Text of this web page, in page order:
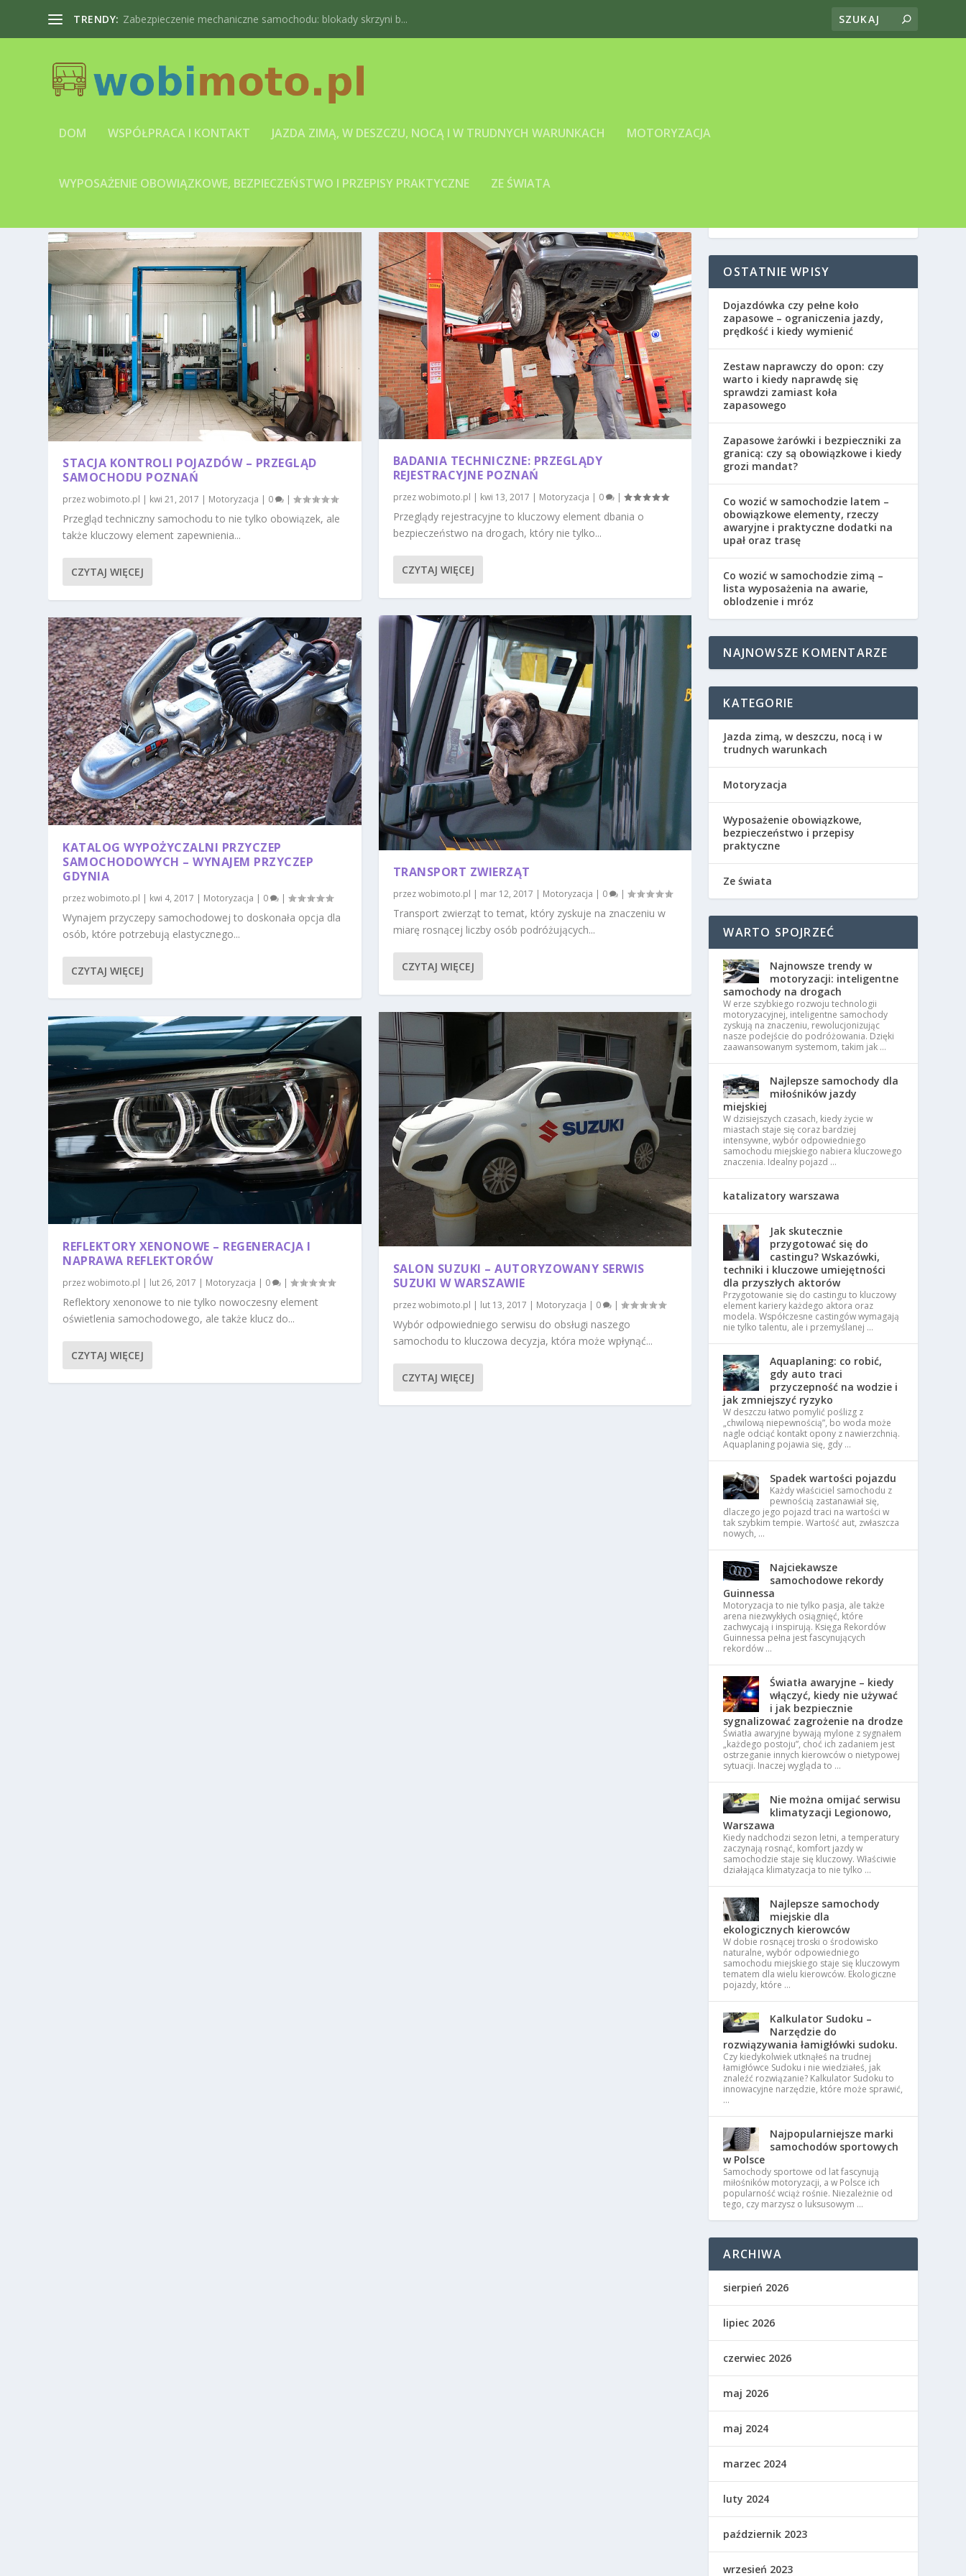
TRENDY: Zabezpieczenie mechaniczne samochodu: blokady skrzyni b...
DOM WSPÓŁPRACA I KONTAKT JAZDA ZIMĄ, W DESZCZU, NOCĄ I W TRUDNYCH WARUNKACH MOTORYZACJA
WYPOSAŻENIE OBOWIĄZKOWE, BEZPIECZEŃSTWO I PRZEPISY PRAKTYCZNE ZE ŚWIATA
STACJA KONTROLI POJAZDÓW – PRZEGLĄD
SAMOCHODU POZNAŃ
przezwobimoto.pl | kwi 21, 2017 | Motoryzacja | 0 |
Przegląd techniczny samochodu to nie tylko obowiązek, ale
także kluczowy element zapewnienia...
CZYTAJ WIĘCEJ
KATALOG WYPOŻYCZALNI PRZYCZEP
SAMOCHODOWYCH – WYNAJEM PRZYCZEP
GDYNIA
przezwobimoto.pl | kwi 4, 2017 | Motoryzacja | 0 |
Wynajem przyczepy samochodowej to doskonała opcja dla
osób, które potrzebują elastycznego...
CZYTAJ WIĘCEJ
REFLEKTORY XENONOWE – REGENERACJA I
NAPRAWA REFLEKTORÓW
przezwobimoto.pl | lut 26, 2017 | Motoryzacja | 0 |
Reflektory xenonowe to nie tylko nowoczesny element
oświetlenia samochodowego, ale także klucz do...
CZYTAJ WIĘCEJ
BADANIA TECHNICZNE: PRZEGLĄDY
REJESTRACYJNE POZNAŃ
przezwobimoto.pl | kwi 13, 2017 | Motoryzacja | 0 |
Przeglądy rejestracyjne to kluczowy element dbania o
bezpieczeństwo na drogach, który nie tylko...
CZYTAJ WIĘCEJ
TRANSPORT ZWIERZĄT
przezwobimoto.pl | mar 12, 2017 | Motoryzacja | 0 |
Transport zwierząt to temat, który zyskuje na znaczeniu w
miarę rosnącej liczby osób podróżujących...
CZYTAJ WIĘCEJ
SALON SUZUKI – AUTORYZOWANY SERWIS
SUZUKI W WARSZAWIE
przezwobimoto.pl | lut 13, 2017 | Motoryzacja | 0 |
Wybór odpowiedniego serwisu do obsługi naszego
samochodu to kluczowa decyzja, która może wpłynąć...
CZYTAJ WIĘCEJ
OSTATNIE WPISY
Dojazdówka czy pełne koło
zapasowe – ograniczenia jazdy,
prędkość i kiedy wymienić
Zestaw naprawczy do opon: czy
warto i kiedy naprawdę się
sprawdzi zamiast koła
zapasowego
Zapasowe żarówki i bezpieczniki za
granicą: czy są obowiązkowe i kiedy
grozi mandat?
Co wozić w samochodzie latem –
obowiązkowe elementy, rzeczy
awaryjne i praktyczne dodatki na
upał oraz trasę
Co wozić w samochodzie zimą –
lista wyposażenia na awarie,
oblodzenie i mróz
NAJNOWSZE KOMENTARZE
KATEGORIE
Jazda zimą, w deszczu, nocą i w
trudnych warunkach
Motoryzacja
Wyposażenie obowiązkowe,
bezpieczeństwo i przepisy
praktyczne
Ze świata
WARTO SPOJRZEĆ
Najnowsze trendy w
motoryzacji: inteligentne
samochody na drogach
W erze szybkiego rozwoju technologii
motoryzacyjnej, inteligentne samochody
zyskują na znaczeniu, rewolucjonizując
nasze podejście do podróżowania. Dzięki
zaawansowanym systemom, takim jak …
Najlepsze samochody dla
miłośników jazdy
miejskiej
W dzisiejszych czasach, kiedy życie w
miastach staje się coraz bardziej
intensywne, wybór odpowiedniego
samochodu miejskiego nabiera kluczowego
znaczenia. Idealny pojazd …
katalizatory warszawa
Jak skutecznie
przygotować się do
castingu? Wskazówki,
techniki i kluczowe umiejętności
dla przyszłych aktorów
Przygotowanie się do castingu to kluczowy
element kariery każdego aktora oraz
modela. Współczesne castingów wymagają
nie tylko talentu, ale i przemyślanej …
Aquaplaning: co robić,
gdy auto traci
przyczepność na wodzie i
jak zmniejszyć ryzyko
W deszczu łatwo pomylić poślizg z
„chwilową niepewnością”, bo woda może
nagle odciąć kontakt opony z nawierzchnią.
Aquaplaning pojawia się, gdy …
Spadek wartości pojazdu
Każdy właściciel samochodu z
pewnością zastanawiał się,
dlaczego jego pojazd traci na wartości w
tak szybkim tempie. Wartość aut, zwłaszcza
nowych, …
Najciekawsze
samochodowe rekordy
Guinnessa
Motoryzacja to nie tylko pasja, ale także
arena niezwykłych osiągnięć, które
zachwycają i inspirują. Księga Rekordów
Guinnessa pełna jest fascynujących
rekordów …
Światła awaryjne – kiedy
włączyć, kiedy nie używać
i jak bezpiecznie
sygnalizować zagrożenie na drodze
Światła awaryjne bywają mylone z sygnałem
„każdego postoju”, choć ich zadaniem jest
ostrzeganie innych kierowców o nietypowej
sytuacji. Inaczej wygląda to …
Nie można omijać serwisu
klimatyzacji Legionowo,
Warszawa
Kiedy nadchodzi sezon letni, a temperatury
zaczynają rosnąć, komfort jazdy w
samochodzie staje się kluczowy. Właściwie
działająca klimatyzacja to nie tylko …
Najlepsze samochody
miejskie dla
ekologicznych kierowców
W dobie rosnącej troski o środowisko
naturalne, wybór odpowiedniego
samochodu miejskiego staje się kluczowym
tematem dla wielu kierowców. Ekologiczne
pojazdy, które …
Kalkulator Sudoku –
Narzędzie do
rozwiązywania łamigłówki sudoku.
Czy kiedykolwiek utknąłeś na trudnej
łamigłówce Sudoku i nie wiedziałeś, jak
znaleźć rozwiązanie? Kalkulator Sudoku to
innowacyjne narzędzie, które może sprawić,
…
Najpopularniejsze marki
samochodów sportowych
w Polsce
Samochody sportowe od lat fascynują
miłośników motoryzacji, a w Polsce ich
popularność wciąż rośnie. Niezależnie od
tego, czy marzysz o luksusowym …
ARCHIWA
sierpień 2026
lipiec 2026
czerwiec 2026
maj 2026
maj 2024
marzec 2024
luty 2024
październik 2023
wrzesień 2023